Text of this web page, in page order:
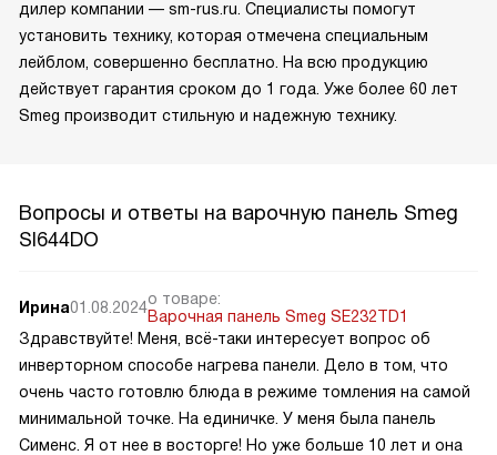
дилер компании — sm-rus.ru. Специалисты помогут
установить технику, которая отмечена специальным
лейблом, совершенно бесплатно. На всю продукцию
действует гарантия сроком до 1 года. Уже более 60 лет
Smeg производит стильную и надежную технику.
Вопросы и ответы на варочную панель Smeg
SI644DO
Ирина01.08.2024о товаре:
Варочная панель Smeg SE232TD1
Здравствуйте! Меня, всё-таки интересует вопрос об
инверторном способе нагрева панели. Дело в том, что
очень часто готовлю блюда в режиме томления на самой
минимальной точке. На единичке. У меня была панель
Сименс. Я от нее в восторге! Но уже больше 10 лет и она